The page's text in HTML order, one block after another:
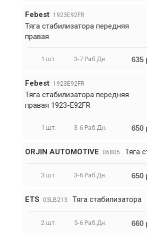
Febest 1923E92FR
Тяга стабилизатора передняя
правая
1 шт. 3-7 Раб.Дн. 635
Febest 1923E92FR
Тяга стабилизатора передняя
правая 1923-E92FR
1 шт. 3-6 Раб.Дн. 650
ORJIN AUTOMOTIVE 06805 Тяга
3 шт. 3-6 Раб.Дн. 650
ETS 03LB213 Тяга стабилизатора
2 шт. 5-6 Раб.Дн. 660